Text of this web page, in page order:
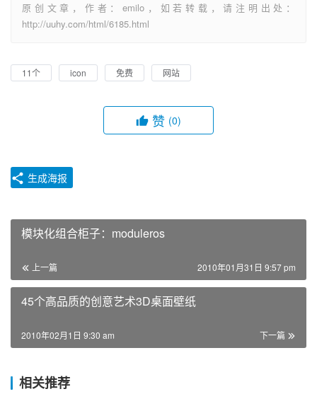
原创文章，作者：emilo，如若转载，请注明出处：
http://uuhy.com/html/6185.html
11个 icon 免费 网站
赞 (0)
生成海报
模块化组合柜子：moduleros
上一篇 2010年01月31日 9:57 pm
45个高品质的创意艺术3D桌面壁纸
下一篇
2010年02月1日 9:30 am
相关推荐